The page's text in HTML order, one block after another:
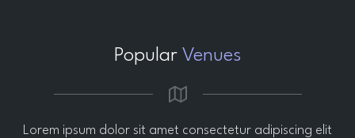
Popular Venues
Lorem ipsum dolor sit amet consectetur adipiscing elit